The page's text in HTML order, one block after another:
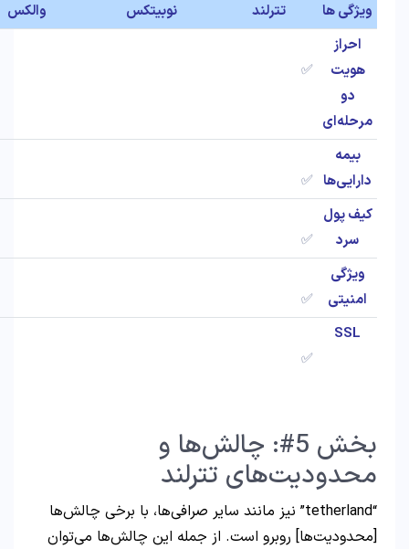
ویژگی ها تترلند نوبیتکس
والکس
هویت
مرحله‌ای
✅
دارایی‌ها ✅
کیف پول
✅
ویژگی
امنیتی
✅
بخش 5#: چالش‌ها و
محدودیت‌های تترلند
“tetherland” نیز مانند سایر صرافی‌ها، با برخی چالش‌ها
[محدودیت‌ها] روبرو است. از جمله این چالش‌ها می‌توان